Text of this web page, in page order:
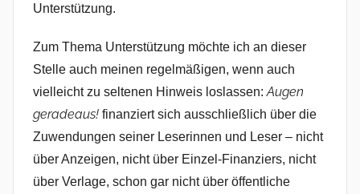
Unterstützung.
Zum Thema Unterstützung möchte ich an dieser
Stelle auch meinen regelmäßigen, wenn auch
vielleicht zu seltenen Hinweis loslassen: Augen
geradeaus! finanziert sich ausschließlich über die
Zuwendungen seiner Leserinnen und Leser – nicht
über Anzeigen, nicht über Einzel-Finanziers, nicht
über Verlage, schon gar nicht über öffentliche